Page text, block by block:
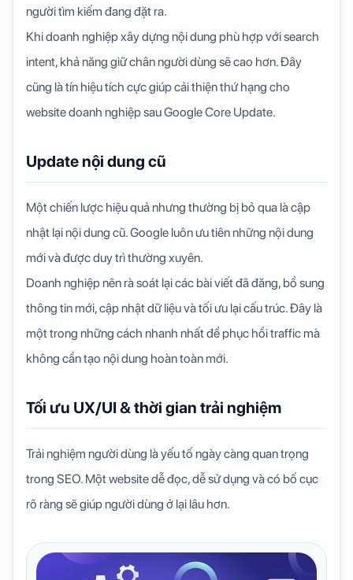
người tìm kiếm đang đặt ra.
Khi doanh nghiệp xây dựng nội dung phù hợp với search
intent, khả năng giữ chân người dùng sẽ cao hơn. Đây
cũng là tín hiệu tích cực giúp cải thiện thứ hạng cho
website doanh nghiệp sau Google Core Update.
Update nội dung cũ
Một chiến lược hiệu quả nhưng thường bị bỏ qua là cập
nhật lại nội dung cũ. Google luôn ưu tiên những nội dung
mới và được duy trì thường xuyên.
Doanh nghiệp nên rà soát lại các bài viết đã đăng, bổ sung
thông tin mới, cập nhật dữ liệu và tối ưu lại cấu trúc. Đây là
một trong những cách nhanh nhất để phục hồi traffic mà
không cần tạo nội dung hoàn toàn mới.
Tối ưu UX/UI & thời gian trải nghiệm
Trải nghiệm người dùng là yếu tố ngày càng quan trọng
trong SEO. Một website dễ đọc, dễ sử dụng và có bố cục
rõ ràng sẽ giúp người dùng ở lại lâu hơn.